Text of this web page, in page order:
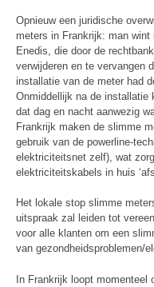
Opnieuw een juridische
meters in Frankrijk: man
Enedis, die door de
verwijderen en te vervangen
installatie van de meter had
Onmiddellijk na de installatie
dat dag en nacht aanwezig
Frankrijk maken de slimme
gebruik van de powerline-
elektriciteitsnet zelf), wat
elektriciteitskabels in huis
Het lokale stop slimme
uitspraak zal leiden tot
voor alle klanten om een
van gezondheidsproblemen/
In Frankrijk loopt momenteel